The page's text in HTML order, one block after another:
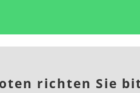
richten Sie